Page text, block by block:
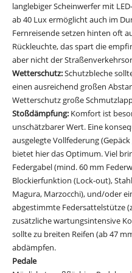
langlebiger Scheinwerfer mit
ab 40 Lux ermöglicht auch im
Fernreisende setzen hinten oft
Rückleuchte, das spart die
aber nicht der
Wetterschutz:Schutzbleche
einen ausreichend großen
Wetterschutz große
Stoßdämpfung: Komfort ist
unschätzbarer Wert. Eine
ausgelegte Vollfederung
bietet hier das Optimum. Viel
Federgabel (mind. 60 mm
Blockierfunktion (Lock-out),
Magura, Marzocchi), und/oder
abgestimmte Federsattelstütze
zusätzliche wartungsintensive
sollte zu breiten Reifen (ab 47
abdämpfen.
Pedale